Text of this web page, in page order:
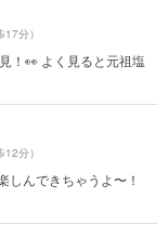
17分）
！👀 よく見ると元祖塩
12分）
しんできちゃうよ〜！